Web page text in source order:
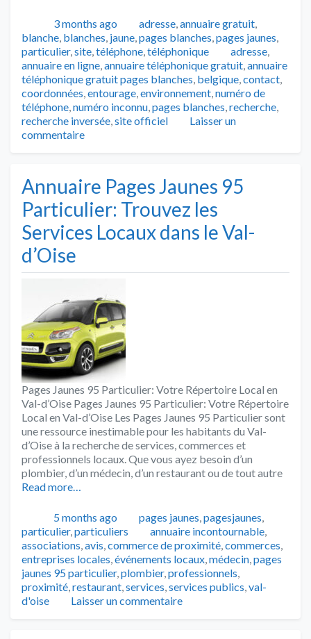
Publié3 months ago Catégories
adresse,annuaire gratuit,
blanche, blanches, jaune,pages blanches,pages jaunes,
particulier,site,téléphone,téléphonique Tags
adresse,
annuaire en ligne,annuaire téléphonique gratuit,annuaire
téléphonique gratuit pages blanches, belgique,contact,
coordonnées,entourage,environnement,numéro de
téléphone,numéro inconnu,pages blanches,recherche,
recherche inversée,site officiel
Laisser un
commentaire
Annuaire Pages Jaunes 95
Particulier: Trouvez les
Services Locaux dans le Val-
d’Oise
Pages Jaunes 95 Particulier: Votre Répertoire Local en
Val-d’Oise Pages Jaunes 95 Particulier: Votre Répertoire
Local en Val-d’Oise Les Pages Jaunes 95 Particulier sont
une ressource inestimable pour les habitants du Val-
d’Oise à la recherche de services, commerces et
professionnels locaux. Que vous ayez besoin d’un
plombier, d’un médecin, d’un restaurant ou de tout autre
Read more…
Publié5 months ago Catégories
pages jaunes,pagesjaunes,
particulier,particuliers Tags
annuaire incontournable,
associations,avis,commerce de proximité,commerces,
entreprises locales,événements locaux,médecin,pages
jaunes 95 particulier,plombier,professionnels,
proximité,restaurant,services,services publics,val-
d'oise
Laisser un commentaire